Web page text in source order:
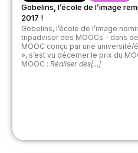
Gobelins, l’école de l’image
2017 !
Gobelins, l’école de l’image
tripadvisor des MOOCs - dans
MOOC conçu par une
», s’est vu décerner le prix du
MOOC : Réaliser des[...]